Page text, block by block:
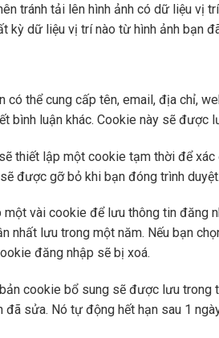
tránh tải lên hình ảnh có dữ liệu vị
kỳ dữ liệu vị trí nào từ hình ảnh bạn
có thể cung cấp tên, email, địa chỉ,
bình luận khác. Cookie này sẽ được
thiết lập một cookie tạm thời để
được gỡ bỏ khi bạn đóng trình duyệt.
vài cookie để lưu thông tin đăng
nhất lưu trong một năm. Nếu bạn
đăng nhập sẽ bị xoá.
cookie bổ sung sẽ được lưu trong
sửa. Nó tự động hết hạn sau 1